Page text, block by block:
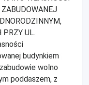
PRZY UL.
budynkiem
wolno
poddaszem, z